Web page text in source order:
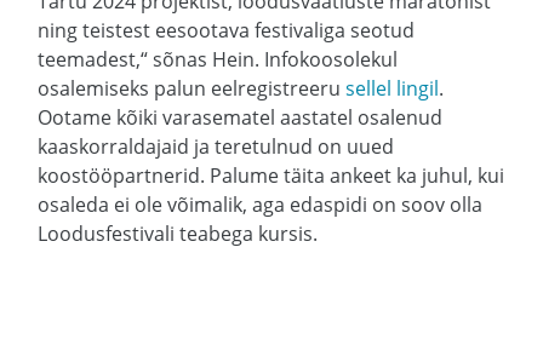
ning teistest eesootava festivaliga seotud
teemadest,“ sõnas Hein. Infokoosolekul
osalemiseks palun eelregistreerusellel lingil.
Ootame kõiki varasematel aastatel osalenud
kaaskorraldajaid ja teretulnud on uued
koostööpartnerid. Palume täita ankeet ka juhul, kui
osaleda ei ole võimalik, aga edaspidi on soov olla
Loodusfestivali teabega kursis.